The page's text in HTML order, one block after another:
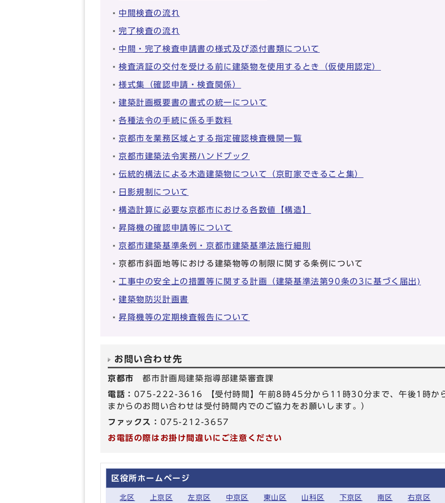
中間検査の流れ
完了検査の流れ
中間・完了検査申請書の様式及び添付書類について
検査済証の交付を受ける前に建築物を使用するとき（仮使用認定）
様式集（確認申請・検査関係）
建築計画概要書の書式の統一について
各種法令の手続に係る手数料
京都市を業務区域とする指定確認検査機関一覧
京都市建築法令実務ハンドブック
伝統的構法による木造建築物について（京町家できること集）
日影規制について
構造計算に必要な京都市における各数値【構造】
昇降機の確認申請等について
京都市建築基準条例・京都市建築基準法施行細則
京都市斜面地等における建築物等の制限に関する条例について
工事中の安全上の措置等に関する計画（建築基準法第90条の3に基づく届出)
建築物防災計画書
昇降機等の定期検査報告について
お問い合わせ先
京都市都市計画局建築指導部建築審査課
電話： 075-222-3616 【受付時間】午前8時45分から11時30分まで、午後1時か
まからのお問い合わせは受付時間内でのご協力をお願いします。）
ファックス： 075-212-3657
お電話の際はお掛け間違いにご注意ください
区役所ホームページ
北区 上京区 左京区 中京区 東山区 山科区 下京区 南区 右京区